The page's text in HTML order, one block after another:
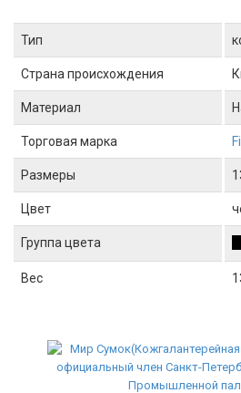
Тип
Страна происхождения
Материал
Торговая марка
Размеры
Цвет
Группа цвета
Вес